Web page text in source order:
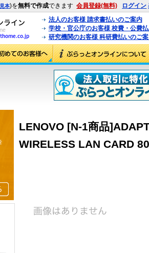
見本)を無料で作成できます 会員登録(無料) ログイン
法人のお客様 請求書払いのご案内
学校・官公庁のお客様 校費・公費
研究機関のお客様 科研費払いのご
LENOVO [N-1商品
WIRELESS LAN CARD